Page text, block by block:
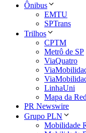
Ônibus
EMTU
SPTrans
Trilhos
CPTM
Metrô de SP
ViaQuatro
LinhaUni
Mapa da
PR Newswire
Grupo PLN
Mobilidade